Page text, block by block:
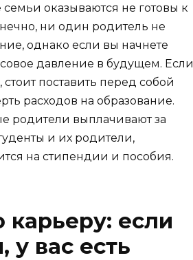
оказываются не готовы к
ни один родитель не
однако если вы начнете
давление в будущем. Если
поставить перед собой
расходов на образование.
родители выплачивают за
и их родители,
на стипендии и пособия.
если
у вас есть